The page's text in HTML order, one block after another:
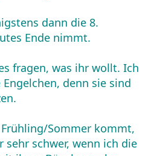
dann die 8.
Ende nimmt.
fragen, was ihr wollt. Ich
denn sie sind
Sommer kommt,
schwer, wenn ich die